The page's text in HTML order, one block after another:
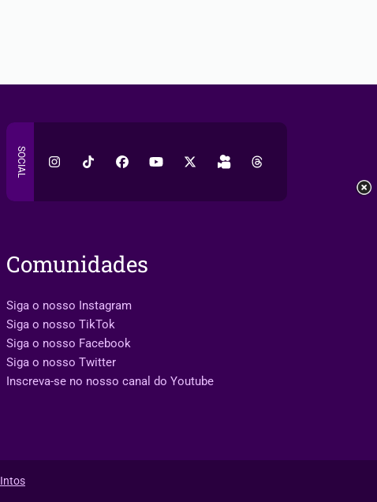
SOCIAL
Comunidades
Siga o nosso Instagram
Siga o nosso TikTok
Siga o nosso Facebook
Siga o nosso Twitter
Inscreva-se no nosso canal do Youtube
Intos